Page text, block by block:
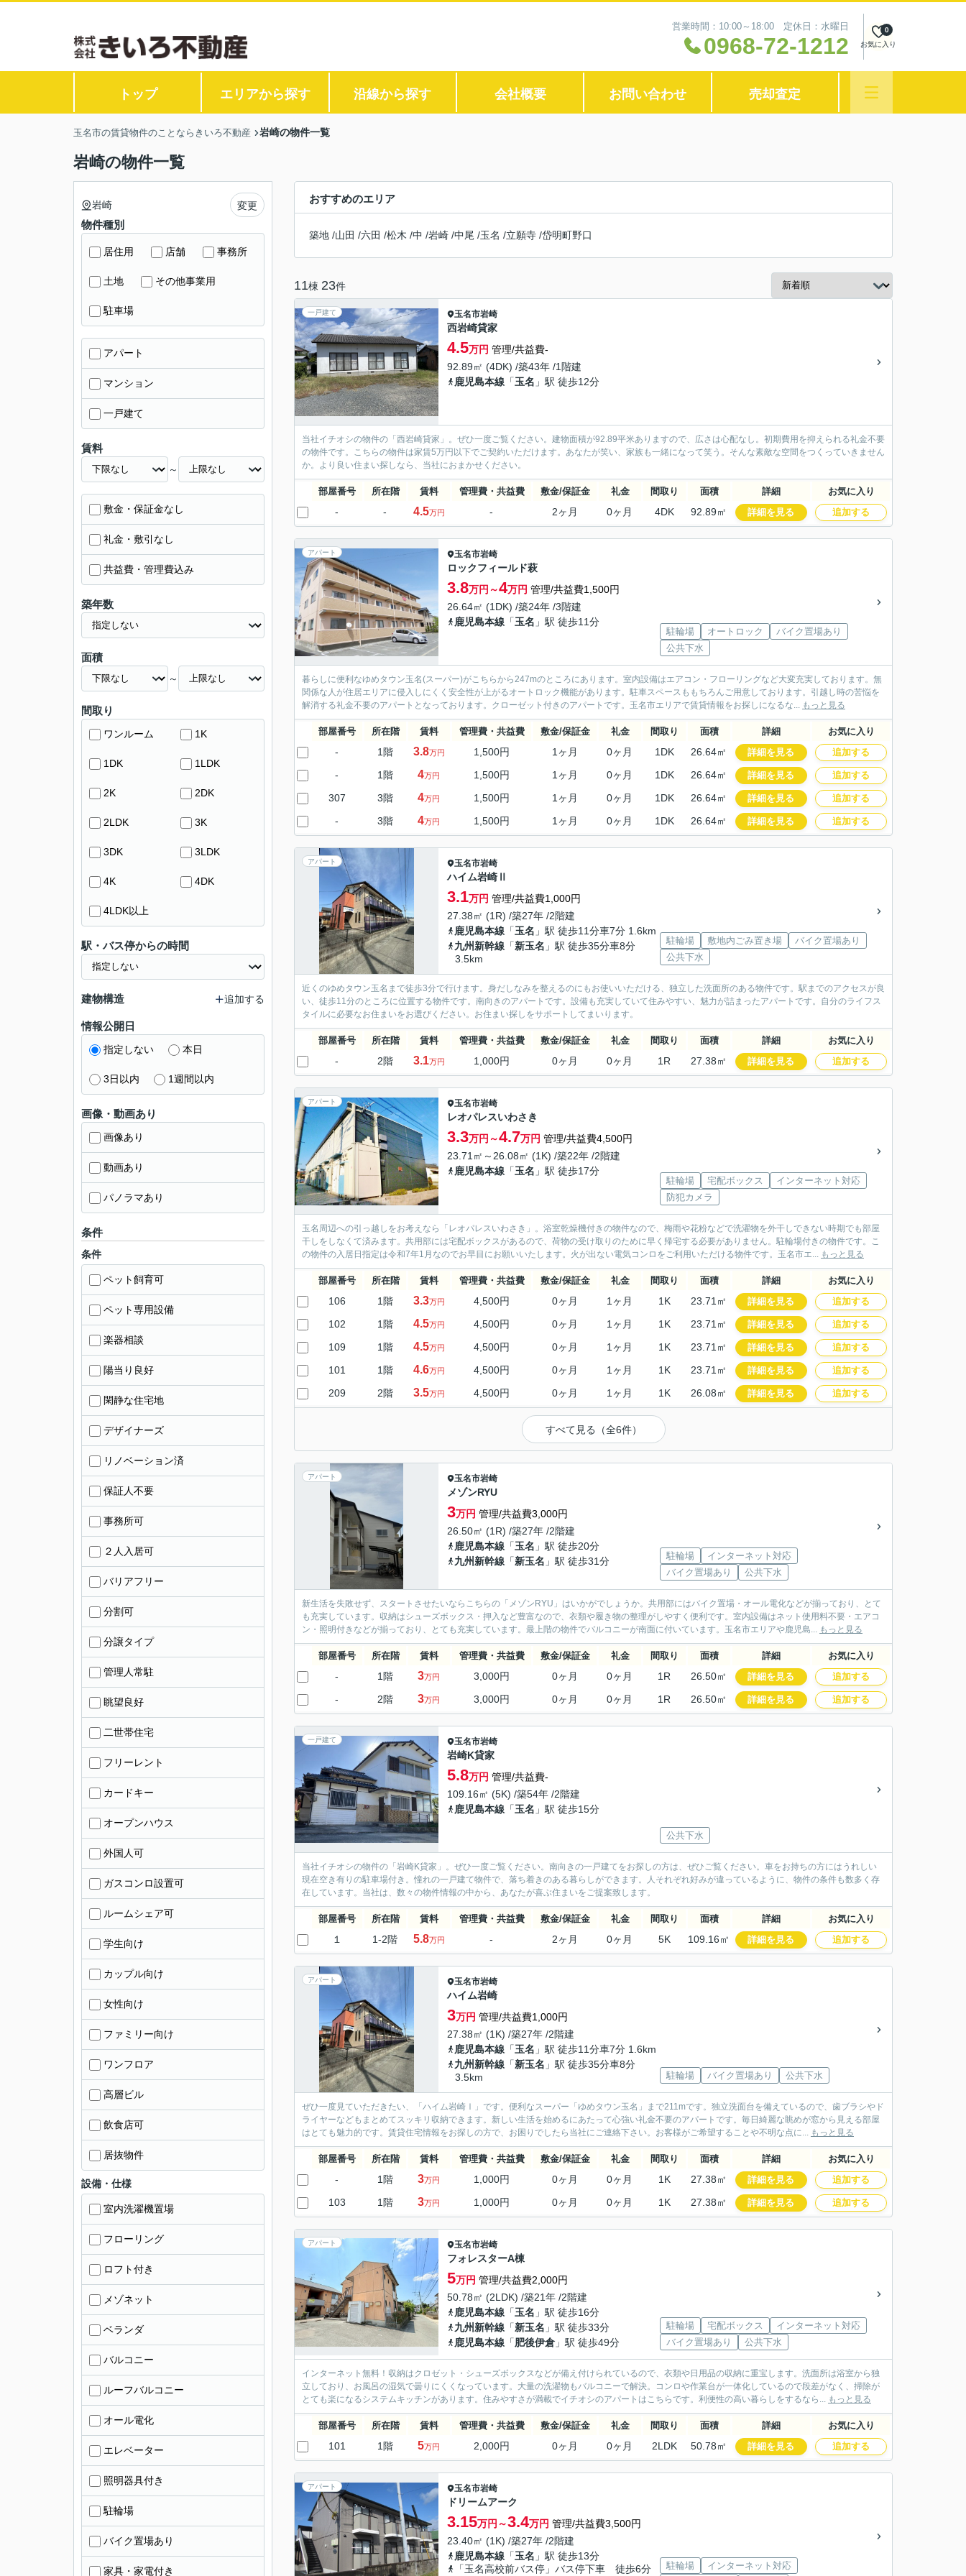
営業時間：10:00～18:00 定休日：水曜日
0968-72-1212 お気に入り
0
トップ エリアから探す 沿線から探す 会社概要 お問い合わせ 売却査定
玉名市の賃貸物件のことならきいろ不動産 岩崎の物件一覧
岩崎の物件一覧
おすすめのエリア
築地 /山田 /六田 /松木 /中 /岩崎 /中尾 /玉名 /立願寺 /岱明町野口
11棟 23件
一戸建て 玉名市岩崎
西岩崎貸家
4.5万円 管理/共益費-
92.89㎡ (4DK) /築43年 /1階建
鹿児島本線 「玉名 」駅 徒歩12分
当社イチオシの物件の「西岩崎貸家」。ぜひ一度ご覧ください。建物面積が92.89平米ありますので、広さは心配なし。初期費用を抑えられる礼金不要
の物件です。こちらの物件は家賃5万円以下でご契約いただけます。あなたが笑い、家族も一緒になって笑う。そんな素敵な空間をつくっていきません
か。より良い住まい探しなら、当社におまかせください。
部屋番号 所在階 賃料 管理費・共益費 敷金/保証金 礼金 間取り 面積 詳細 お気に入り
- - 4.5万円 - 2ヶ月 0ヶ月 4DK 92.89㎡ 詳細を見る 追加する
アパート 玉名市岩崎
ロックフィールド萩
3.8万円～4万円 管理/共益費1,500円
26.64㎡ (1DK) /築24年 /3階建
鹿児島本線 「玉名 」駅 徒歩11分
駐輪場 オートロック
バイク置場あり
公共下水
暮らしに便利なゆめタウン玉名(スーパー)がこちらから247mのところにあります。室内設備はエアコン・フローリングなど大変充実しております。無
関係な人が住居エリアに侵入しにくく安全性が上がるオートロック機能があります。駐車スペースももちろんご用意しております。引越し時の苦悩を
解消する礼金不要のアパートとなっております。クローゼット付きのアパートです。玉名市エリアで賃貸情報をお探しになるな... もっと見る
部屋番号 所在階 賃料 管理費・共益費 敷金/保証金 礼金 間取り 面積 詳細 お気に入り
- 1階 3.8万円 1,500円 1ヶ月 0ヶ月 1DK 26.64㎡ 詳細を見る 追加する
- 1階 4万円 1,500円 1ヶ月 0ヶ月 1DK 26.64㎡ 詳細を見る 追加する
307 3階 4万円 1,500円 1ヶ月 0ヶ月 1DK 26.64㎡ 詳細を見る 追加する
- 3階 4万円 1,500円 1ヶ月 0ヶ月 1DK 26.64㎡ 詳細を見る 追加する
アパート 玉名市岩崎
ハイム岩崎Ⅱ
3.1万円 管理/共益費1,000円
27.38㎡ (1R) /築27年 /2階建
鹿児島本線 「玉名 」駅 徒歩11分車7分 1.6km
九州新幹線 「新玉名 」駅 徒歩35分車8分
3.5km
駐輪場 敷地内ごみ置き場
バイク置場あり
公共下水
近くのゆめタウン玉名まで徒歩3分で行けます。身だしなみを整えるのにもお使いいただける、独立した洗面所のある物件です。駅までのアクセスが良
い、徒歩11分のところに位置する物件です。南向きのアパートです。設備も充実していて住みやすい、魅力が詰まったアパートです。自分のライフス
タイルに必要なお住まいをお選びください。お住まい探しをサポートしてまいります。
部屋番号 所在階 賃料 管理費・共益費 敷金/保証金 礼金 間取り 面積 詳細 お気に入り
- 2階 3.1万円 1,000円 0ヶ月 0ヶ月 1R 27.38㎡ 詳細を見る 追加する
アパート 玉名市岩崎
レオパレスいわさき
3.3万円～4.7万円 管理/共益費4,500円
23.71㎡～26.08㎡ (1K) /築22年 /2階建
鹿児島本線 「玉名 」駅 徒歩17分
駐輪場 宅配ボックス
インターネット対応
防犯カメラ
玉名周辺への引っ越しをお考えなら「レオパレスいわさき」。浴室乾燥機付きの物件なので、梅雨や花粉などで洗濯物を外干しできない時期でも部屋
干しをしなくて済みます。共用部には宅配ボックスがあるので、荷物の受け取りのために早く帰宅する必要がありません。駐輪場付きの物件です。こ
の物件の入居日指定は令和7年1月なのでお早目にお願いいたします。火が出ない電気コンロをご利用いただける物件です。玉名市エ... もっと見る
部屋番号 所在階 賃料 管理費・共益費 敷金/保証金 礼金 間取り 面積 詳細 お気に入り
106 1階 3.3万円 4,500円 0ヶ月 1ヶ月 1K 23.71㎡ 詳細を見る 追加する
102 1階 4.5万円 4,500円 0ヶ月 1ヶ月 1K 23.71㎡ 詳細を見る 追加する
109 1階 4.5万円 4,500円 0ヶ月 1ヶ月 1K 23.71㎡ 詳細を見る 追加する
101 1階 4.6万円 4,500円 0ヶ月 1ヶ月 1K 23.71㎡ 詳細を見る 追加する
209 2階 3.5万円 4,500円 0ヶ月 1ヶ月 1K 26.08㎡ 詳細を見る 追加する
すべて見る（全6件）
アパート 玉名市岩崎
メゾンRYU
3万円 管理/共益費3,000円
26.50㎡ (1R) /築27年 /2階建
鹿児島本線 「玉名 」駅 徒歩20分
九州新幹線 「新玉名 」駅 徒歩31分 駐輪場
インターネット対応
バイク置場あり
公共下水
新生活を失敗せず、スタートさせたいならこちらの「メゾンRYU」はいかがでしょうか。共用部にはバイク置場・オール電化などが揃っており、とて
も充実しています。収納はシューズボックス・押入など豊富なので、衣類や履き物の整理がしやすく便利です。室内設備はネット使用料不要・エアコ
ン・照明付きなどが揃っており、とても充実しています。最上階の物件でバルコニーが南面に付いています。玉名市エリアや鹿児島... もっと見る
部屋番号 所在階 賃料 管理費・共益費 敷金/保証金 礼金 間取り 面積 詳細 お気に入り
- 1階 3万円 3,000円 0ヶ月 0ヶ月 1R 26.50㎡ 詳細を見る 追加する
- 2階 3万円 3,000円 0ヶ月 0ヶ月 1R 26.50㎡ 詳細を見る 追加する
一戸建て 玉名市岩崎
岩崎K貸家
5.8万円 管理/共益費-
109.16㎡ (5K) /築54年 /2階建
鹿児島本線 「玉名 」駅 徒歩15分
公共下水
当社イチオシの物件の「岩崎K貸家」。ぜひ一度ご覧ください。南向きの一戸建てをお探しの方は、ぜひご覧ください。車をお持ちの方にはうれしい
現在空き有りの駐車場付き。憧れの一戸建て物件で、落ち着きのある暮らしができます。人それぞれ好みが違っているように、物件の条件も数多く存
在しています。当社は、数々の物件情報の中から、あなたが喜ぶ住まいをご提案致します。
部屋番号 所在階 賃料 管理費・共益費 敷金/保証金 礼金 間取り 面積 詳細 お気に入り
１ 1-2階 5.8万円 - 2ヶ月 0ヶ月 5K 109.16㎡ 詳細を見る 追加する
アパート 玉名市岩崎
ハイム岩崎
3万円 管理/共益費1,000円
27.38㎡ (1K) /築27年 /2階建
鹿児島本線 「玉名 」駅 徒歩11分車7分 1.6km
九州新幹線 「新玉名 」駅 徒歩35分車8分
3.5km
駐輪場 バイク置場あり 公共下水
ぜひ一度見ていただきたい、「ハイム岩崎Ⅰ」です。便利なスーパー「ゆめタウン玉名」まで211mです。独立洗面台を備えているので、歯ブラシやド
ライヤーなどもまとめてスッキリ収納できます。新しい生活を始めるにあたって心強い礼金不要のアパートです。毎日綺麗な眺めが窓から見える部屋
はとても魅力的です。賃貸住宅情報をお探しの方で、お困りでしたら当社にご連絡下さい。お客様がご希望することや不明な点に... もっと見る
部屋番号 所在階 賃料 管理費・共益費 敷金/保証金 礼金 間取り 面積 詳細 お気に入り
- 1階 3万円 1,000円 0ヶ月 0ヶ月 1K 27.38㎡ 詳細を見る 追加する
103 1階 3万円 1,000円 0ヶ月 0ヶ月 1K 27.38㎡ 詳細を見る 追加する
アパート 玉名市岩崎
フォレスターA棟
5万円 管理/共益費2,000円
50.78㎡ (2LDK) /築21年 /2階建
鹿児島本線 「玉名 」駅 徒歩16分
九州新幹線 「新玉名 」駅 徒歩33分
鹿児島本線 「肥後伊倉 」駅 徒歩49分
駐輪場 宅配ボックス
インターネット対応
バイク置場あり
公共下水
インターネット無料！収納はクロゼット・シューズボックスなどが備え付けられているので、衣類や日用品の収納に重宝します。洗面所は浴室から独
立しており、お風呂の湿気で曇りにくくなっています。大量の洗濯物もバルコニーで解決。コンロや作業台が一体化しているので段差がなく、掃除が
とても楽になるシステムキッチンがあります。住みやすさが満載でイチオシのアパートはこちらです。利便性の高い暮らしをするなら... もっと見る
部屋番号 所在階 賃料 管理費・共益費 敷金/保証金 礼金 間取り 面積 詳細 お気に入り
101 1階 5万円 2,000円 0ヶ月 0ヶ月 2LDK 50.78㎡ 詳細を見る 追加する
アパート 玉名市岩崎
ドリームアーク
3.15万円～3.4万円 管理/共益費3,500円
23.40㎡ (1K) /築27年 /2階建
鹿児島本線 「玉名 」駅 徒歩13分
「玉名高校前バス停」バス停下車 徒歩6分
駐輪場 インターネット対応
岩崎 変更
物件種別
居住用 店舗 事務所
土地 その他事業用
駐車場
アパート
マンション
一戸建て
賃料
～
敷金・保証金なし
礼金・敷引なし
共益費・管理費込み
築年数
面積
～
間取り
ワンルーム 1K
1DK 1LDK
2K 2DK
2LDK 3K
3DK 3LDK
4K 4DK
4LDK以上
駅・バス停からの時間
建物構造 追加する
情報公開日
指定しない 本日
3日以内 1週間以内
画像・動画あり
画像あり
動画あり
パノラマあり
条件
条件
ペット飼育可
ペット専用設備
楽器相談
陽当り良好
閑静な住宅地
デザイナーズ
リノベーション済
保証人不要
事務所可
２人入居可
バリアフリー
分割可
分譲タイプ
管理人常駐
眺望良好
二世帯住宅
フリーレント
カードキー
オープンハウス
外国人可
ガスコンロ設置可
ルームシェア可
学生向け
カップル向け
女性向け
ファミリー向け
ワンフロア
高層ビル
飲食店可
居抜物件
設備・仕様
室内洗濯機置場
フローリング
ロフト付き
メゾネット
ベランダ
バルコニー
ルーフバルコニー
オール電化
エレベーター
照明器具付き
駐輪場
バイク置場あり
家具・家電付き